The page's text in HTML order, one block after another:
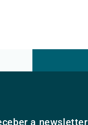
a newsletter